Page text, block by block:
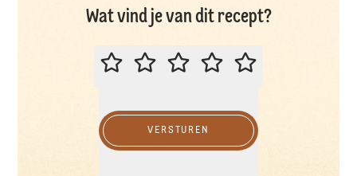
Wat vind je van dit recept?
BEOORDEEL DIT RECEPT
VERSTUREN